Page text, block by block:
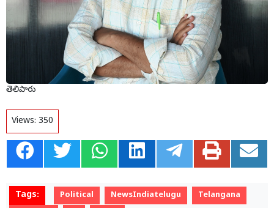
తెలిపారు
Views: 350
Tags: Political NewsIndiatelugu
Telangana